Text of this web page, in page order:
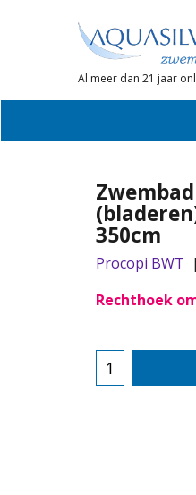
Al meer dan 21 jaar
350cm
Procopi BWT
Rechthoek